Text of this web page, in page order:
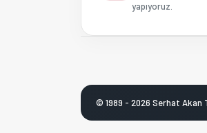
yapıyoruz.
© 1989 - 2026 Serhat Akan